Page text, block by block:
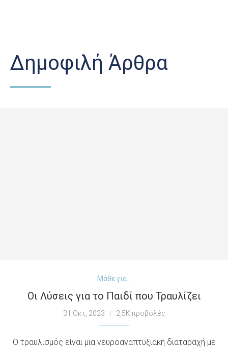
Δημοφιλή Άρθρα
Μάθε για...
Οι Λύσεις για το Παιδί που Τραυλίζει
31 Οκτ, 2023 2,5K προβολές
Ο τραυλισμός είναι μια νευροαναπτυξιακή διαταραχή με